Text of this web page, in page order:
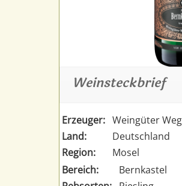
Weinsteckbrief
Erzeuger: Weingüter
Land:
Deutschland
Region:
Mosel
Bereich:
Bernkastel